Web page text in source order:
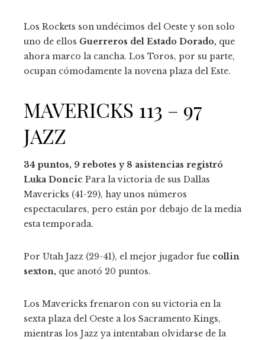
Los Rockets son undécimos del Oeste y son solo
uno de ellos Guerreros del Estado Dorado, que
ahora marco la cancha. Los Toros, por su parte,
ocupan cómodamente la novena plaza del Este.
MAVERICKS 113 – 97
JAZZ
34 puntos, 9 rebotes y 8 asistencias registró
Luka Doncic Para la victoria de sus Dallas
Mavericks (41-29), hay unos números
espectaculares, pero están por debajo de la media
esta temporada.
Por Utah Jazz (29-41), el mejor jugador fue collin
sexton, que anotó 20 puntos.
Los Mavericks frenaron con su victoria en la
sexta plaza del Oeste a los Sacramento Kings,
mientras los Jazz ya intentaban olvidarse de la